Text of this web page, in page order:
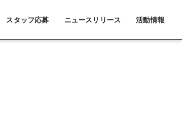
スタッフ応募 ニュースリリース 活動情報